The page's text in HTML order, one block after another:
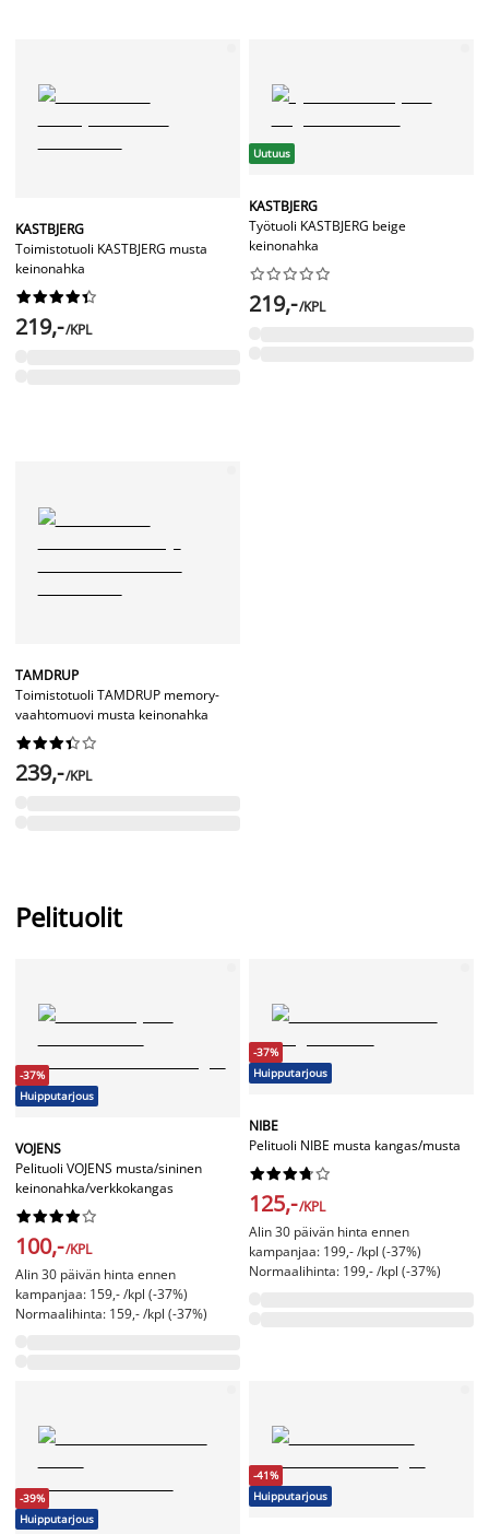
KASTBJERG
Toimistotuoli KASTBJERG musta
keinonahka






219,-/KPL
Uutuus
KASTBJERG
Työtuoli KASTBJERG beige
keinonahka






219,-/KPL
TAMDRUP
Toimistotuoli TAMDRUP memory-
vaahtomuovi musta keinonahka






239,-/KPL
Pelituolit
-37%
Huipputarjous
VOJENS
Pelituoli VOJENS musta/sininen
keinonahka/verkkokangas






100,-/KPL
Alin 30 päivän hinta ennen
kampanjaa: 159,- /kpl (-37%)
Normaalihinta: 159,- /kpl (-37%)
-37%
Huipputarjous
NIBE
Pelituoli NIBE musta kangas/musta






125,-/KPL
Alin 30 päivän hinta ennen
kampanjaa: 199,- /kpl (-37%)
Normaalihinta: 199,- /kpl (-37%)
-39%
Huipputarjous
-41%
Huipputarjous